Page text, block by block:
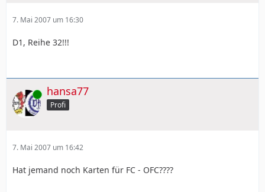
7. Mai 2007 um 16:30
D1, Reihe 32!!!
Online hansa77
Profi
7. Mai 2007 um 16:42
Hat jemand noch Karten für FC - OFC????